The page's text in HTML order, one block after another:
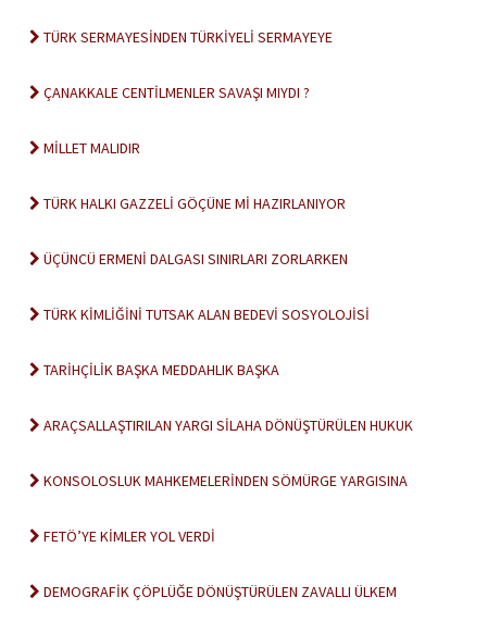
TÜRK SERMAYESİNDEN TÜRKİYELİ SERMAYEYE
ÇANAKKALE CENTİLMENLER SAVAŞI MIYDI ?
MİLLET MALIDIR
TÜRK HALKI GAZZELİ GÖÇÜNE Mİ HAZIRLANIYOR
ÜÇÜNCÜ ERMENİ DALGASI SINIRLARI ZORLARKEN
TÜRK KİMLİĞİNİ TUTSAK ALAN BEDEVİ SOSYOLOJİSİ
TARİHÇİLİK BAŞKA MEDDAHLIK BAŞKA
ARAÇSALLAŞTIRILAN YARGI SİLAHA DÖNÜŞTÜRÜLEN HUKUK
KONSOLOSLUK MAHKEMELERİNDEN SÖMÜRGE YARGISINA
FETÖ’YE KİMLER YOL VERDİ
DEMOGRAFİK ÇÖPLÜĞE DÖNÜŞTÜRÜLEN ZAVALLI ÜLKEM